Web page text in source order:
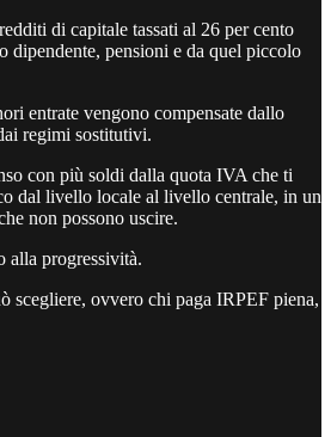
di capitale tassati al 26 per cento
dipendente, pensioni e da quel piccolo
entrate vengono compensate dallo
regimi sostitutivi.
con più soldi dalla quota IVA che ti
dal livello locale al livello centrale, in un
non possono uscire.
alla progressività.
scegliere, ovvero chi paga IRPEF piena,